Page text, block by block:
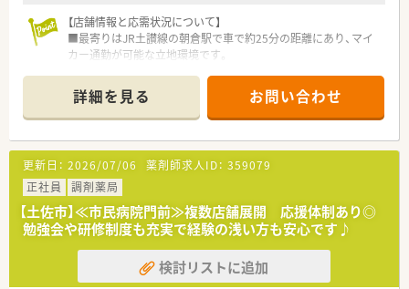
■地元で働き続けたい方
■外来処方箋対応だけでは物足りない方
【店舗情報と応需状況について】
■最寄りはJR土讃線の朝倉駅で車で約25分の距離にあり、マイ
カー通勤が可能な立地環境です。
密着型の在宅医療も行います。
■1日平均80枚の処方箋を常勤3名とパート1名の複数名体制で
対応する手厚い人員配置です。
【勤務実態について】
■平日は18時までの開局で木曜は17時、土曜は16時までと、プ
ライベートの時間も確保できます。
■完全週休2日制を採用しており、日曜と祝日に加えて他1日の
休みが取れるゆとりある環境です。
■残業時間が少なくなるよう人員体制を整えており、ワークライ
フバランスを重視したい方に最適です。
【想定される業務内容】
詳細を見る お問い合わせ
更新日： 2026/07/06 薬剤師求人ID： 359079
正社員
調剤薬局
【土佐市】≪市民病院門前≫複数店舗展開 応援体制あり◎
勉強会や研修制度も充実で経験の浅い方も安心です♪
検討リストに追加